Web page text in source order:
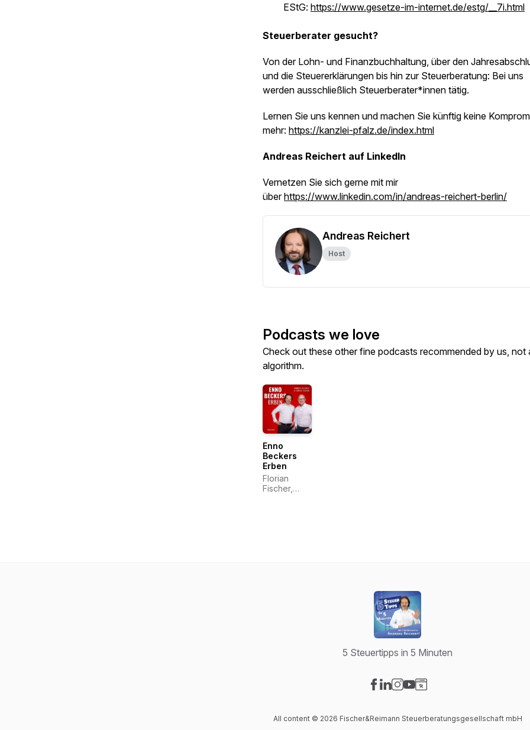
EStG: https://www.gesetze-im-internet.de/estg/__7i.html
Steuerberater gesucht?
Von der Lohn- und Finanzbuchhaltung, über den
und die Steuererklärungen bis hin zur Steuerberatung: Bei uns
werden ausschließlich Steuerberater*innen tätig.
Lernen Sie uns kennen und machen Sie künftig keine
mehr: https://kanzlei-pfalz.de/index.html
Andreas Reichert auf LinkedIn
Vernetzen Sie sich gerne mit mir
überhttps://www.linkedin.com/in/andreas-reichert-berlin/
Andreas Reichert
Host
Podcasts we love
Check out these other fine podcasts recommended by us, not
algorithm.
Enno
Beckers
Erben
Florian
Fischer,
5 Steuertipps in 5 Minuten
All content © 2026 Fischer&Reimann Steuerberatungsgesellschaft mbH